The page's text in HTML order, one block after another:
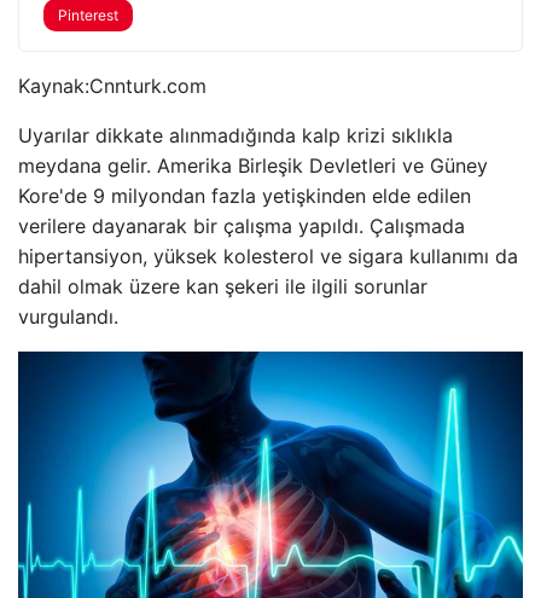
Pinterest
Kaynak:Cnnturk.com
Uyarılar dikkate alınmadığında kalp krizi sıklıkla
meydana gelir. Amerika Birleşik Devletleri ve Güney
Kore'de 9 milyondan fazla yetişkinden elde edilen
verilere dayanarak bir çalışma yapıldı. Çalışmada
hipertansiyon, yüksek kolesterol ve sigara kullanımı da
dahil olmak üzere kan şekeri ile ilgili sorunlar
vurgulandı.